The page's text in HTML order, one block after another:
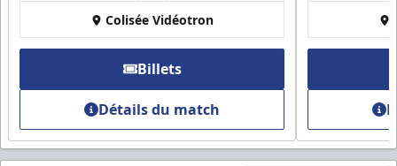
Colisée Vidéotron
Billets
Détails du match